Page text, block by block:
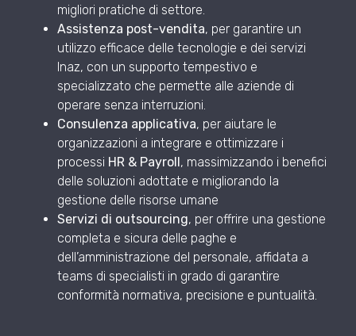
migliori pratiche di settore.
Assistenza post-vendita, per garantire un
utilizzo efficace delle tecnologie e dei servizi
Inaz, con un supporto tempestivo e
specializzato che permette alle aziende di
operare senza interruzioni.
Consulenza applicativa, per aiutare le
organizzazioni a integrare e ottimizzare i
processi HR & Payroll , massimizzando i benefici
delle soluzioni adottate e migliorando la
gestione delle risorse umane
Servizi di outsourcing, per offrire una gestione
completa e sicura delle paghe e
dell’amministrazione del personale, affidata a
teams di specialisti in grado di garantire
conformità normativa, precisione e puntualità.